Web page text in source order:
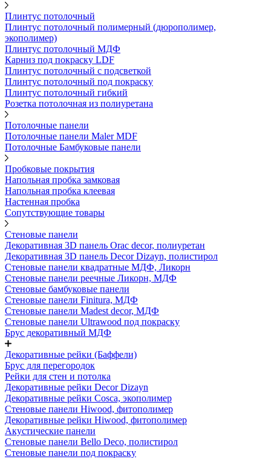
Плинтус потолочный
Плинтус потолочный полимерный (дюрополимер,
экополимер)
Плинтус потолочный МДФ
Карниз под покраску LDF
Плинтус потолочный с подсветкой
Плинтус потолочный под покраску
Плинтус потолочный гибкий
Розетка потолочная из полиуретана
Потолочные панели
Потолочные панели Maler MDF
Потолочные Бамбуковые панели
Пробковые покрытия
Напольная пробка замковая
Напольная пробка клеевая
Настенная пробка
Сопутствующие товары
Стеновые панели
Декоративная 3D панель Orac decor, полиуретан
Декоративная 3D панель Decor Dizayn, полистирол
Стеновые панели квадратные МДФ, Ликорн
Стеновые панели реечные Ликорн, МДФ
Стеновые бамбуковые панели
Стеновые панели Finitura, МДФ
Стеновые панели Madest decor, МДФ
Стеновые панели Ultrawood под покраску
Брус декоративный МДФ
Декоративные рейки (Баффели)
Брус для перегородок
Рейки для стен и потолка
Декоративные рейки Decor Dizayn
Декоративные рейки Cosca, экополимер
Стеновые панели Hiwood, фитополимер
Декоративные рейки Hiwood, фитополимер
Акустические панели
Стеновые панели Bello Deco, полистирол
Стеновые панели под покраску